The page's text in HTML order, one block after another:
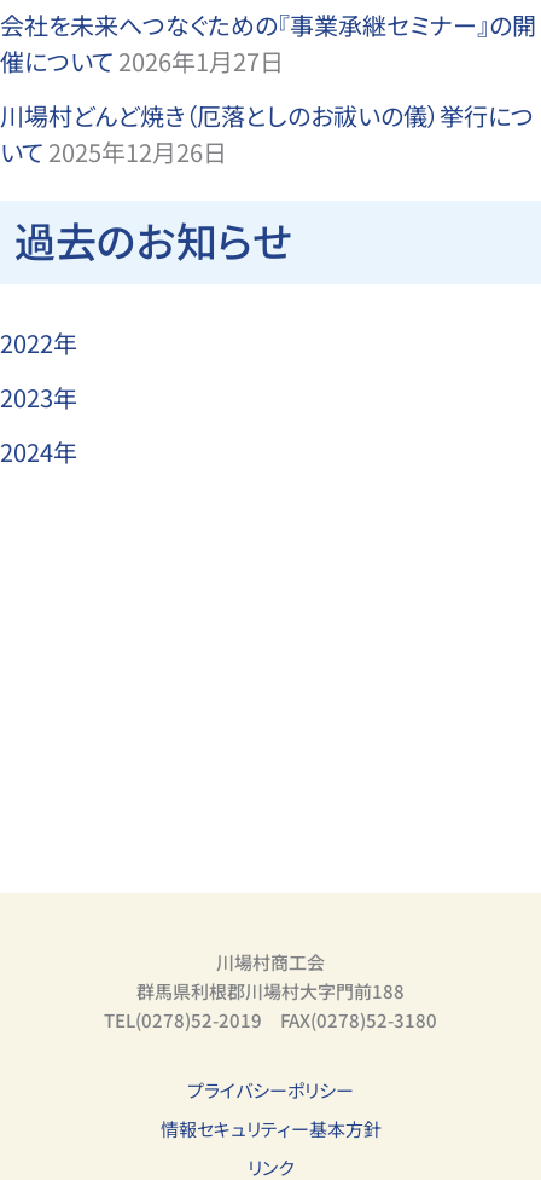
会社を未来へつなぐための『事業承継セミナー』の開
催について 2026年1月27日
川場村どんど焼き（厄落としのお祓いの儀）挙行につ
いて 2025年12月26日
過去のお知らせ
2022年
2023年
2024年
川場村商工会
群馬県利根郡川場村大字門前188
TEL(0278)52-2019 FAX(0278)52-3180
プライバシーポリシー
情報セキュリティー基本方針
リンク